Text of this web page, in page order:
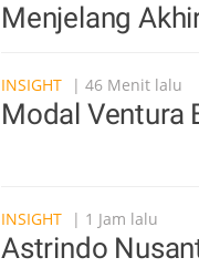
Menjelang
INSIGHT | 46 Menit lalu
Modal Ventura
INSIGHT | 1 Jam lalu
Astrindo